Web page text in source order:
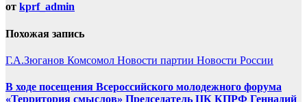
от kprf_admin
Похожая запись
Г.А.Зюганов Комсомол Новости партии Новости России
В ходе посещения Всероссийского молодежного форума
«Территория смыслов» Председатель ЦК КПРФ Геннадий